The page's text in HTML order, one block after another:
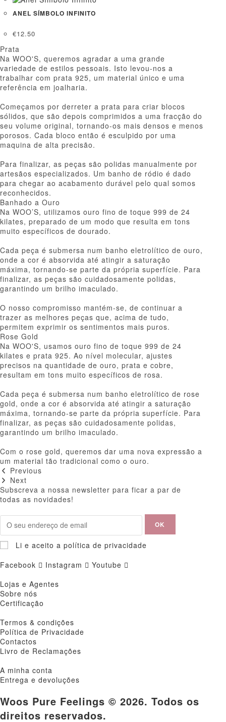
ANEL SÍMBOLO INFINITO
€12.50
Prata
Na WOO'S, queremos agradar a uma grande
variedade de estilos pessoais. Isto levou-nos a
trabalhar com prata 925, um material único e uma
referência em joalharia.
Começamos por derreter a prata para criar blocos
sólidos, que são depois comprimidos a uma fracção do
seu volume original, tornando-os mais densos e menos
porosos. Cada bloco então é esculpido por uma
maquina de alta precisão.
Para finalizar, as peças são polidas manualmente por
artesãos especializados. Um banho de ródio é dado
para chegar ao acabamento durável pelo qual somos
reconhecidos.
Banhado a Ouro
Na WOO’S, utilizamos ouro fino de toque 999 de 24
kilates, preparado de um modo que resulta em tons
muito específicos de dourado.
Cada peça é submersa num banho eletrolítico de ouro,
onde a cor é absorvida até atingir a saturação
máxima, tornando-se parte da própria superfície. Para
finalizar, as peças são cuidadosamente polidas,
garantindo um brilho imaculado.
O nosso compromisso mantém-se, de continuar a
trazer as melhores peças que, acima de tudo,
permitem exprimir os sentimentos mais puros.
Rose Gold
Na WOO'S, usamos ouro fino de toque 999 de 24
kilates e prata 925. Ao nível molecular, ajustes
precisos na quantidade de ouro, prata e cobre,
resultam em tons muito específicos de rosa.
Cada peça é submersa num banho eletrolítico de rose
gold, onde a cor é absorvida até atingir a saturação
máxima, tornando-se parte da própria superfície. Para
finalizar, as peças são cuidadosamente polidas,
garantindo um brilho imaculado.
Com o rose gold, queremos dar uma nova expressão a
um material tão tradicional como o ouro.
Previous
Next
Subscreva a nossa newsletter para ficar a par de
todas as novidades!
Li e aceito a política de privacidade
Facebook
Instagram
Youtube
Lojas e Agentes
Sobre nós
Certificação
Termos & condições
Política de Privacidade
Contactos
Livro de Reclamações
A minha conta
Entrega e devoluções
Woos Pure Feelings © 2026. Todos os
direitos reservados.